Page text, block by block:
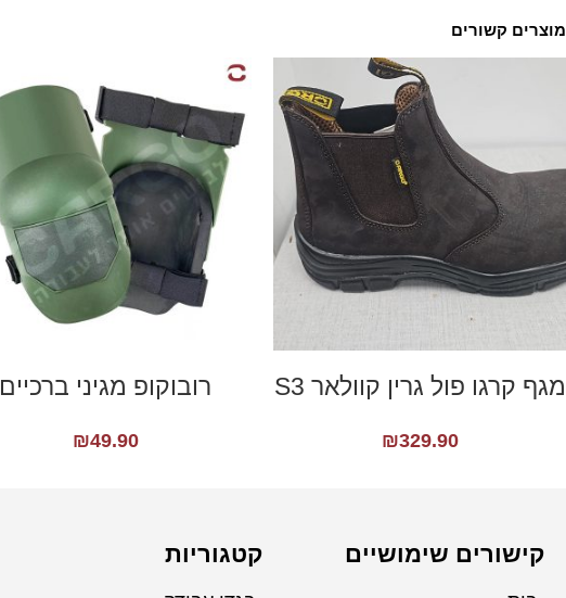
מוצרים קשורים
מגף קרגו פול גרין קוולאר S3
₪329.90
רובוקופ מגיני ברכיים
₪49.90
קישורים שימושיים קטגוריות